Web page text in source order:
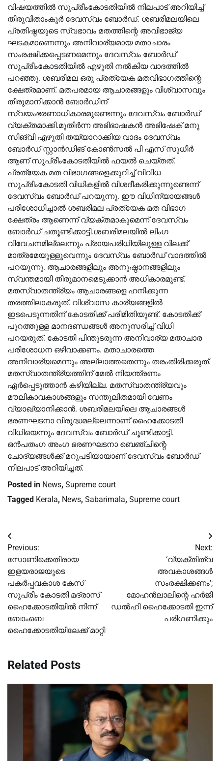
വിഷയത്തില്‍ സുപ്രീംകോടതിയില്‍ നിലപാട് അറിയിച്ച്
തിരുവിതാംകൂര്‍ ദേവസ്വം ബോര്‍ഡ്. ശബരിമലയിലെ
പ്രതിഷ്ഠയുടെ സ്വഭാവം മതത്തിന്റെ അവിഭാജ്യ
ഘടകമാണെന്നും അനിവാര്യമായ മതാചാരം
സംരക്ഷിക്കപ്പെടണമെന്നും ദേവസ്വം ബോര്‍ഡ്
സുപ്രീംകോടതിയില്‍ എഴുതി നല്‍കിയ വാദത്തില്‍
പറഞ്ഞു. ശബരിമല ഒരു പ്രത്യേക മതവിഭാഗത്തിന്റെ
ക്ഷേത്രമാണ്. മതപരമായ ആചാരങ്ങളും വിശ്വാസവും
തീരുമാനിക്കാന്‍ ബോര്‍ഡിന്
സ്വയംഭരണാധികാരമുണ്ടെന്നും ദേവസ്വം ബോര്‍ഡ്
വ്യക്തമാക്കി.മുതിര്‍ന്ന അഭിഭാഷകന്‍ അഭിഷേക് മനു
സിങ്‌വി എഴുതി തയ്യാറാക്കിയ വാദം ദേവസ്വം
ബോര്‍ഡ് സ്റ്റാന്‍ഡിങ് കോണ്‍സല്‍ പി എസ് സുധീര്‍
ആണ് സുപ്രീംകോടതിയില്‍ ഫയല്‍ ചെയ്തത്.
പ്രത്യേക മത വിഭാഗങ്ങളെക്കുറിച്ച് വിവിധ
സുപ്രീംകോടതി വിധികളില്‍ വിശദീകരിക്കുന്നുണ്ടെന്ന്
ദേവസ്വം ബോര്‍ഡ് പറയുന്നു. ഈ വിധിന്യായങ്ങള്‍
പരിശോധിച്ചാല്‍ ശബരിമല പ്രത്യേക മത വിഭാഗ
ക്ഷേത്രം ആണെന്ന് വ്യക്തമാകുമെന്ന് ദേവസ്വം
ബോര്‍ഡ് ചതൂണ്ടിക്കാട്ടി.ശബരിമലയില്‍ ലിംഗ
വിവേചനമില്ലെന്നും പ്രായപരിധിയിലുള്ള വിലക്ക്
മാത്രമേയുള്ളൂവെന്നും ദേവസ്വം ബോര്‍ഡ് വാദത്തില്‍
പറയുന്നു. ആചാരങ്ങളിലും അനുഷ്ഠാനങ്ങളിലും
സ്വന്തമായി തീരുമാനമെടുക്കാന്‍ അധികാരമുണ്ട്.
മതസ്വാതന്ത്ര്യം ആചാരങ്ങളെ ഹനിക്കുന്ന
തരത്തിലാകരുത്. വിശ്വാസ കാര്യങ്ങളില്‍
ഇടപെടുന്നതിന് കോടതിക്ക് പരിമിതിയുണ്ട്. കോടതിക്ക്
പുറത്തുള്ള മാനദണ്ഡങ്ങള്‍ അനുസരിച്ച് വിധി
പറയരുത്. കോടതി പിന്തുടരുന്ന അനിവാര്യ മതാചാര
പരിശോധന ഒഴിവാക്കണം. മതാചാരത്തെ
അനിവാര്യമെന്നും അല്ലാത്തതെന്നും തരംതിരിക്കരുത്.
മതസ്വാതന്ത്ര്യത്തിന് മേല്‍ നിയന്ത്രണം
ഏര്‍പ്പെടുത്താന്‍ കഴിയില്ല. മതസ്വാതന്ത്ര്യവും
മൗലികാവകാശങ്ങളും സന്തുലിതമായി വേണം
വ്യാഖ്യാനിക്കാന്‍. ശബരിമലയിലെ ആചാരങ്ങള്‍
ഭരണഘടനാ വിരുദ്ധമല്ലെന്നാണ് ഹൈക്കോടതി
വിധിയെന്നും ദേവസ്വം ബോര്‍ഡ് ചൂണ്ടിക്കാട്ടി.
ഒന്‍പതംഗ അംഗ ഭരണഘടനാ ബെഞ്ചിന്റെ
ചോദ്യങ്ങള്‍ക്ക് മറുപടിയായാണ് ദേവസ്വം ബോര്‍ഡ്
നിലപാട് അറിയിച്ചത്.
Posted in News, Supreme court
Tagged Kerala, News, Sabarimala, Supreme court
Post
navigation
Previous:
സോണിക്കെതിരായ
ഇളയരാജയുടെ
പകർപ്പവകാശ കേസ്
സുപ്രീം കോടതി മദ്രാസ്
ഹൈക്കോടതിയിൽ നിന്ന്
ബോംബെ
ഹൈക്കോടതിയിലേക്ക് മാറ്റി
Next:
‘വ്യക്തിത്വ
അവകാശങ്ങള്‍
സംരക്ഷിക്കണം’;
മോഹൻലാലിന്റെ ഹർജി
ഡല്‍ഹി ഹൈക്കോടതി ഇന്ന്
പരിഗണിക്കും
Related Posts